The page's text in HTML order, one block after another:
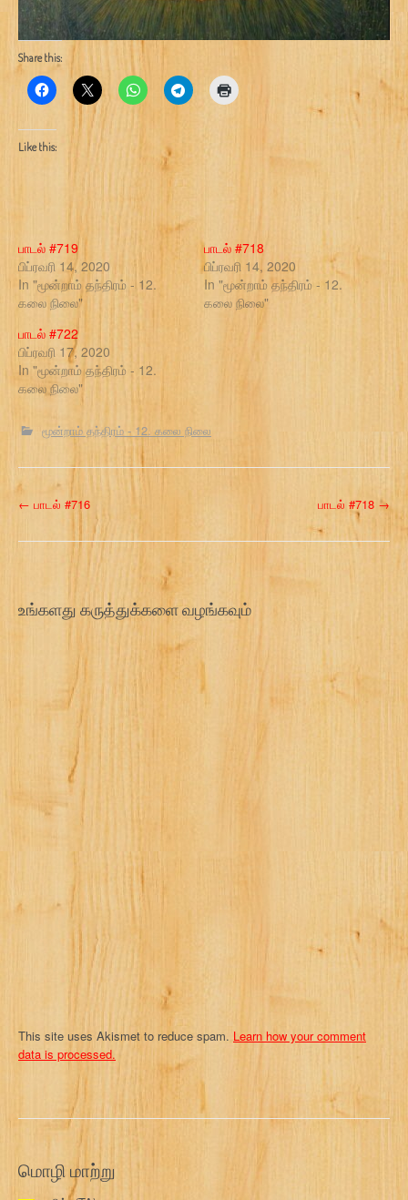
Share this:
Like this:
பாடல் #719
பிப்ரவரி 14, 2020
In "மூன்றாம் தந்திரம் - 12.
கலை நிலை"
பாடல் #718
பிப்ரவரி 14, 2020
In "மூன்றாம் தந்திரம் - 12.
கலை நிலை"
பாடல் #722
பிப்ரவரி 17, 2020
In "மூன்றாம் தந்திரம் - 12.
கலை நிலை"
மூன்றாம் தந்திரம் - 12. கலை நிலை
P
o
t
a
o
← பாடல் #716 பாடல் #718 →
உங்களது கருத்துக்களை வழங்கவும்
This site uses Akismet to reduce spam. Learn how your comment
data is processed.
மொழி மாற்று